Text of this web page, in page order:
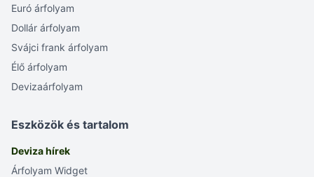
Euró árfolyam
Dollár árfolyam
Svájci frank árfolyam
Élő árfolyam
Devizaárfolyam
Eszközök és tartalom
Deviza hírek
Árfolyam Widget